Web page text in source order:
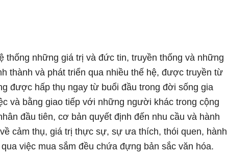
những giá trị và đức tin, truyền thống và những
thành và phát triển qua nhiều thế hệ, được truyền từ
được hấp thụ ngay từ buổi đầu trong đời sống gia
và bằng giao tiếp với những người khác trong cộng
đầu tiên, cơ bản quyết định đến nhu cầu và hành
cảm thụ, giá trị thực sự, sự ưa thích, thói quen, hành
việc mua sắm đều chứa đựng bản sắc văn hóa.